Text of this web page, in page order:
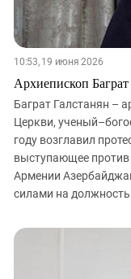
10:53, 19 июня 2026
Архиепископ Баграт
Баграт Галстанян –
Церкви,
году возглавил
выступающее против
Армении
силами на